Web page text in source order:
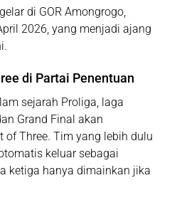
di GOR Amongrogo,
2026, yang menjadi ajang
di Partai Penentuan
sejarah Proliga, laga
Grand Final akan
of Three. Tim yang lebih dulu
keluar sebagai
ketiga hanya dimainkan jika